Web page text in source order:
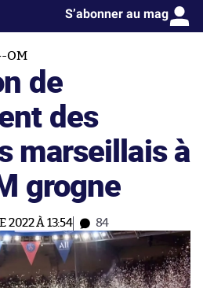
S’abonner au mag
OM
de
des
marseillais à
grogne
2022 À 13:54 84